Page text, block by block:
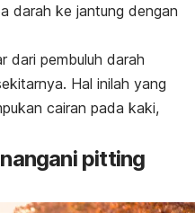
darah ke jantung dengan
dari pembuluh darah
Hal inilah yang
cairan pada kaki,
pitting